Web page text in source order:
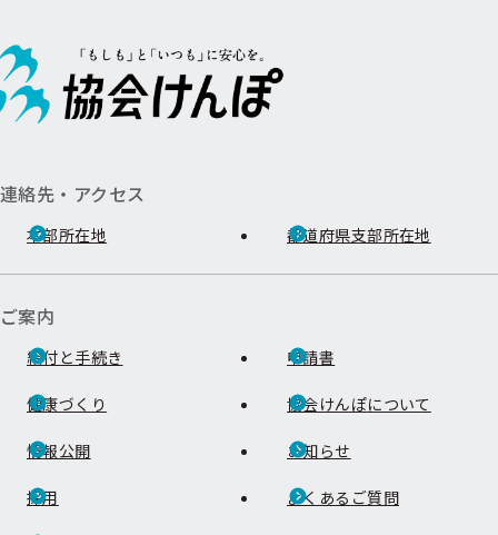
連絡先・アクセス
本部所在地 都道府県支部所在地
ご案内
給付と手続き 申請書
健康づくり 協会けんぽについて
情報公開 お知らせ
採用 よくあるご質問